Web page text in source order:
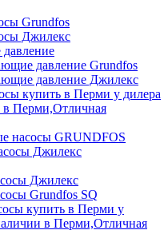
Grundfos
Джилекс
давление Grundfos
давление Джилекс
купить в Перми у дилера
в Перми,Отличная
насосы GRUNDFOS
Джилекс
Джилекс
Grundfos SQ
купить в Перми у
в Перми,Отличная